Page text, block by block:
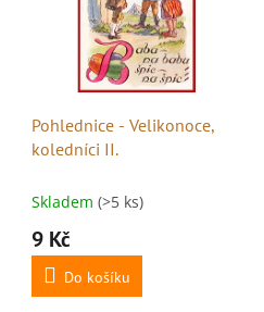
Pohlednice - Velikonoce,
koledníci II.
Skladem (>5 ks)
9 Kč
Do košíku